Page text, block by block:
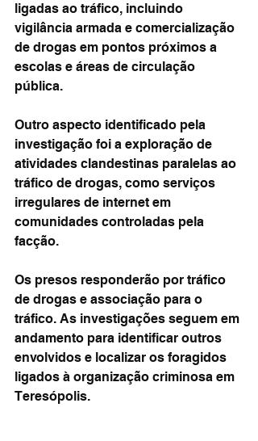
ligadas ao tráfico, incluindo
vigilância armada e comercialização
de drogas em pontos próximos a
escolas e áreas de circulação
pública.
Outro aspecto identificado pela
investigação foi a exploração de
atividades clandestinas paralelas ao
tráfico de drogas, como serviços
irregulares de internet em
comunidades controladas pela
facção.
Os presos responderão por tráfico
de drogas e associação para o
tráfico. As investigações seguem em
andamento para identificar outros
envolvidos e localizar os foragidos
ligados à organização criminosa em
Teresópolis.